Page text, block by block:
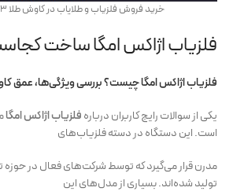
خرید فروش فلزیاب و طلایاب در کاوش طلا 09196838263
فلزیاب اژاکس امگا ساخت
فلزیاب اژاکس امگا چیست؟ بررسی ویژگی‌ها، عمق
یکی از سوالات رایج کاربران دربارهفلزیاب اژاکس امگا
است. این دستگاه در دسته فلزیاب‌های
مدرن قرار می‌گیرد که توسط شرکت‌های فعال در
تولید شده‌اند. بسیاری از مدل‌های این